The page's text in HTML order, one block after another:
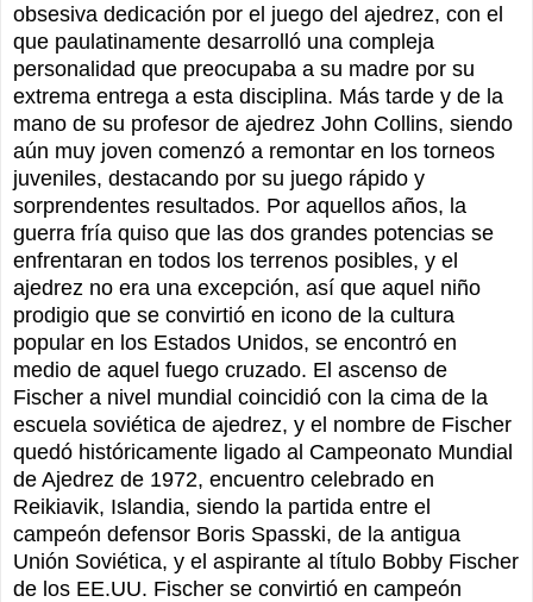
obsesiva dedicación por el juego del ajedrez, con el
que paulatinamente desarrolló una compleja
personalidad que preocupaba a su madre por su
extrema entrega a esta disciplina. Más tarde y de la
mano de su profesor de ajedrez John Collins, siendo
aún muy joven comenzó a remontar en los torneos
juveniles, destacando por su juego rápido y
sorprendentes resultados. Por aquellos años, la
guerra fría quiso que las dos grandes potencias se
enfrentaran en todos los terrenos posibles, y el
ajedrez no era una excepción, así que aquel niño
prodigio que se convirtió en icono de la cultura
popular en los Estados Unidos, se encontró en
medio de aquel fuego cruzado. El ascenso de
Fischer a nivel mundial coincidió con la cima de la
escuela soviética de ajedrez, y el nombre de Fischer
quedó históricamente ligado al Campeonato Mundial
de Ajedrez de 1972, encuentro celebrado en
Reikiavik, Islandia, siendo la partida entre el
campeón defensor Boris Spasski, de la antigua
Unión Soviética, y el aspirante al título Bobby Fischer
de los EE.UU. Fischer se convirtió en campeón